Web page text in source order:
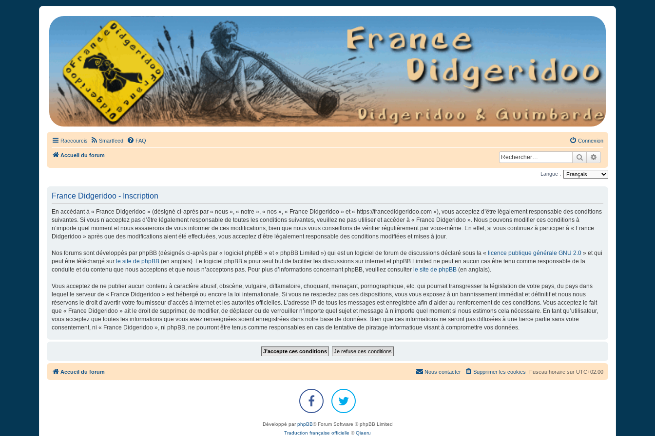
France Didgeridoo
Didgeridoo et Guimbarde sur France Didgeridoo - retrouvez la communauté.
Raccourcis Smartfeed FAQ Connexion
Accueil du forum Rechercher
Langue :
France Didgeridoo - Inscription
En accédant à « France Didgeridoo » (désigné ci-après par « nous », « notre », « nos », « France Didgeridoo » et « https://francedidgeridoo.com »), vous acceptez d’être légalement responsable des conditions
suivantes. Si vous n’acceptez pas d’être légalement responsable de toutes les conditions suivantes, veuillez ne pas utiliser et accéder à « France Didgeridoo ». Nous pouvons modifier ces conditions à
n’importe quel moment et nous essaierons de vous informer de ces modifications, bien que nous vous conseillons de vérifier régulièrement par vous-même. En effet, si vous continuez à participer à « France
Didgeridoo » après que des modifications aient été effectuées, vous acceptez d’être légalement responsable des conditions modifiées et mises à jour.
Nos forums sont développés par phpBB (désignés ci-après par « logiciel phpBB » et « phpBB Limited ») qui est un logiciel de forum de discussions déclaré sous la « licence publique générale GNU 2.0 » et qui
peut être téléchargé sur le site de phpBB (en anglais). Le logiciel phpBB a pour seul but de faciliter les discussions sur internet et phpBB Limited ne peut en aucun cas être tenu comme responsable de la
conduite et du contenu que nous acceptons et que nous n’acceptons pas. Pour plus d’informations concernant phpBB, veuillez consulter le site de phpBB (en anglais).
Vous acceptez de ne publier aucun contenu à caractère abusif, obscène, vulgaire, diffamatoire, choquant, menaçant, pornographique, etc. qui pourrait transgresser la législation de votre pays, du pays dans
lequel le serveur de « France Didgeridoo » est hébergé ou encore la loi internationale. Si vous ne respectez pas ces dispositions, vous vous exposez à un bannissement immédiat et définitif et nous nous
réservons le droit d’avertir votre fournisseur d’accès à internet et les autorités officielles. L’adresse IP de tous les messages est enregistrée afin d’aider au renforcement de ces conditions. Vous acceptez le fait
que « France Didgeridoo » ait le droit de supprimer, de modifier, de déplacer ou de verrouiller n’importe quel sujet et message à n’importe quel moment si nous estimons cela nécessaire. En tant qu’utilisateur,
vous acceptez que toutes les informations que vous avez renseignées soient enregistrées dans notre base de données. Bien que ces informations ne seront pas diffusées à une tierce partie sans votre
consentement, ni « France Didgeridoo », ni phpBB, ne pourront être tenus comme responsables en cas de tentative de piratage informatique visant à compromettre vos données.
Accueil du forum Fuseau horaire sur UTC+02:00
Supprimer les cookies
Nous contacter
Développé parphpBB® Forum Software © phpBB Limited
Traduction française officielle ©Qiaeru